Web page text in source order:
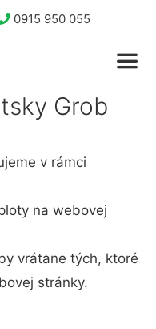
0915 950 055
Grob
v rámci
na webovej
vrátane tých, ktoré
stránky.